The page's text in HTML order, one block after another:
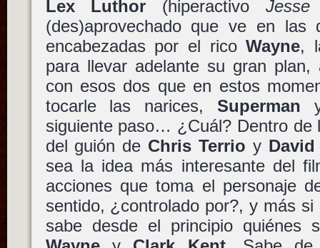
Lex Luthor (hiperactivo Jesse
(des)aprovechado que ve en las
encabezadas por el ricoWayne,
para llevar adelante su gran
con esos dos que en estos
tocarle las narices,Superman
siguiente paso… ¿Cuál? Dentro
del guión de Chris Terrio y
sea la idea más interesante del
acciones que toma el personaje
sentido, ¿controlado por?, y más
sabe desde el principio quiénes